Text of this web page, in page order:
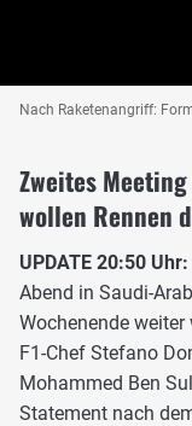
Nach Raketenangriff:
Zweites
wollen Rennen
UPDATE 20:50 Uhr:
Abend in Saudi-
Wochenende
F1-Chef Stefano
Mohammed Ben
Statement nach